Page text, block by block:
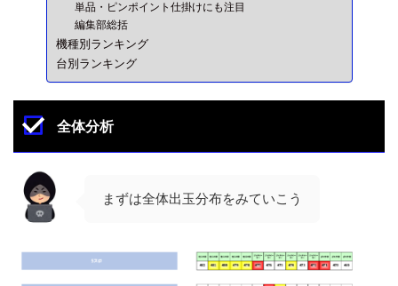
単品・ピンポイント仕掛けにも注目
編集部総括
機種別ランキング
台別ランキング
全体分析
まずは全体出玉分布をみていこう